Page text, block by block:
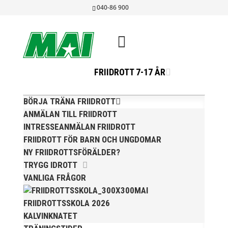
040-86 900
FRIIDROTT 7-17 ÅR
BÖRJA TRÄNA FRIIDROTT
ANMÄLAN TILL FRIIDROTT
INTRESSEANMÄLAN FRIIDROTT
FRIIDROTT FÖR BARN OCH UNGDOMAR
NY FRIIDROTTSFÖRÄLDER?
TRYGG IDROTT
VANLIGA FRÅGOR
MAI
FRIIDROTTSSKOLA 2026
KALVINKNATET
7 MAI-UNGDOMAR
TILL
INTERNATIONELLA
MÄSTERSKAP
jul 4, 2013|Okategoriserade
UVM 17 år Donetsk, UKR 10-14 juli
Adriana Janic-96, 100 m häck, pers 13.61